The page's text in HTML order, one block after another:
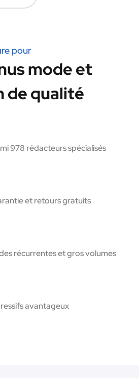
pour
mode et
de qualité
978 rédacteurs spécialisés
et retours gratuits
récurrentes et gros volumes
avantageux